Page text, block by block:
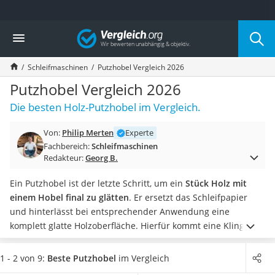
Die beliebtesten Vergleiche nach Kategorie
Baumarkt
Tresor feuerfest
Makita-Akku-Rasenmäher
Kappsäge
Smartes Türschloss
Akku-Rasentrimmer
Split-Klimaanlage 2 Innengeräte
Pelletofen
Tiefbrunnenpumpe
Fliesenschneider
Hochdruckreiniger
Doppelschleifer
Überwachungskamera
Benzinrasenmäher mit Elektrostart
Vergleich
Schleifmaschinen Putzhobel Vergleich 2026
Putzhobel Vergleich 2026
Die besten Holz-Putzhobel im Vergleich.
Von: Philip Merten
Experte
Fachbereich:Schleifmaschinen
Redakteur:Georg B.
Ein Putzhobel ist der letzte Schritt, um ein Stück Holz mit
einem Hobel final zu glätten. Er ersetzt das Schleifpapier
und hinterlässt bei entsprechender Anwendung eine
komplett glatte Holzoberfläche. Hierfür kommt eine Klinge
aus Stahl zum Einsatz, die meist in einemWinkel von 48 bis
50 Grad in den Hobel eingesetzt ist. Wie Online-Tests zeigen,
1 - 2 von 9: Beste Putzhobel im Vergleich